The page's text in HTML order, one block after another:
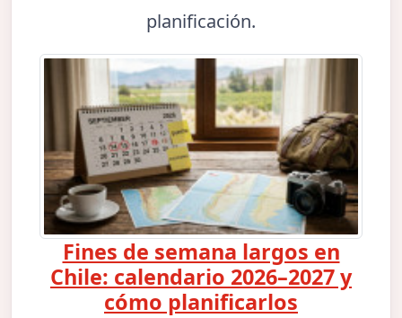
planificación.
Fines de semana largos en
Chile: calendario 2026–2027 y
cómo planificarlos